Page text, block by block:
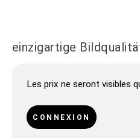
einzigartige
Les prix ne seront visibles
CONNEXION